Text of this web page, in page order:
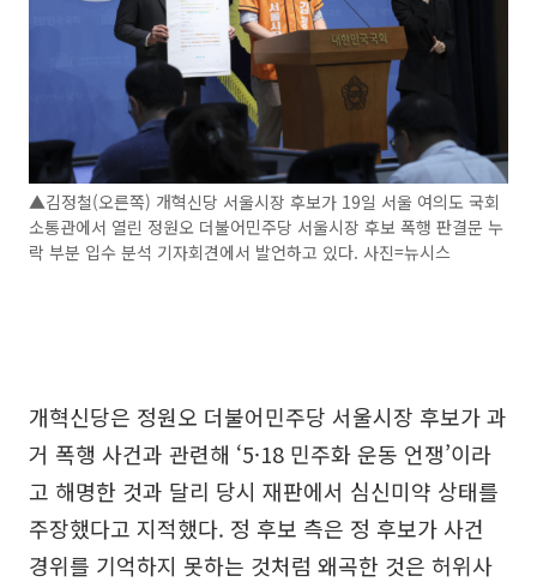
▲김정철(오른쪽) 개혁신당 서울시장 후보가 19일 서울 여의도 국회
소통관에서 열린 정원오 더불어민주당 서울시장 후보 폭행 판결문 누
락 부분 입수 분석 기자회견에서 발언하고 있다. 사진=뉴시스
개혁신당은 정원오 더불어민주당 서울시장 후보가 과
거 폭행 사건과 관련해 ‘5·18 민주화 운동 언쟁’이라
고 해명한 것과 달리 당시 재판에서 심신미약 상태를
주장했다고 지적했다. 정 후보 측은 정 후보가 사건
경위를 기억하지 못하는 것처럼 왜곡한 것은 허위사